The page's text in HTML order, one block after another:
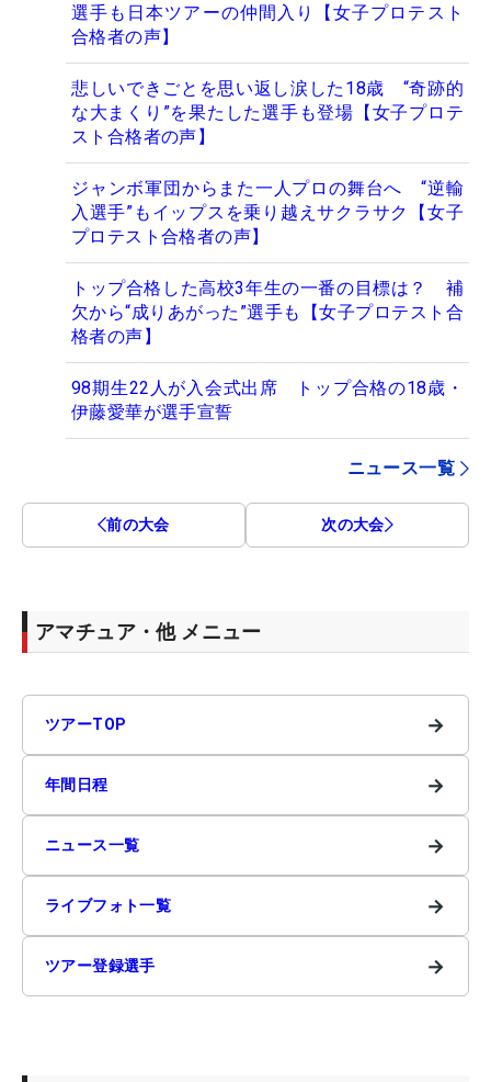
選手も日本ツアーの仲間入り【女子プロテスト
合格者の声】
悲しいできごとを思い返し涙した18歳 “奇跡的
な大まくり”を果たした選手も登場【女子プロテ
スト合格者の声】
ジャンボ軍団からまた一人プロの舞台へ “逆輸
入選手”もイップスを乗り越えサクラサク【女子
プロテスト合格者の声】
トップ合格した高校3年生の一番の目標は？ 補
欠から“成りあがった”選手も【女子プロテスト合
格者の声】
98期生22人が入会式出席 トップ合格の18歳・
伊藤愛華が選手宣誓
ニュース一覧
前の大会 次の大会
アマチュア・他 メニュー
ツアーTOP →
年間日程 →
ニュース一覧 →
ライブフォト一覧 →
ツアー登録選手 →